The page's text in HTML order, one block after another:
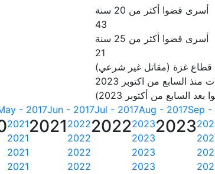
أسرى قضوا أكثر من 20 سنة
43
أسرى قضوا أكثر من 25 سنة
21
قطاع غزة (مقاتل غير شرعي)
منذ السابع من اكتوبر 2023
Sep -
Aug - 2017
Jul - 2017
Jun - 2017
- 2017
2023
2023
2023
2023
2023
2022
2022
2022
2022
2022
2021
2021
2021
2021
2021